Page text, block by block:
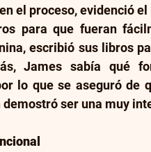
el proceso, evidenció
para que fueran
escribió sus libros
James sabía qué
lo que se aseguró de
ser una muy